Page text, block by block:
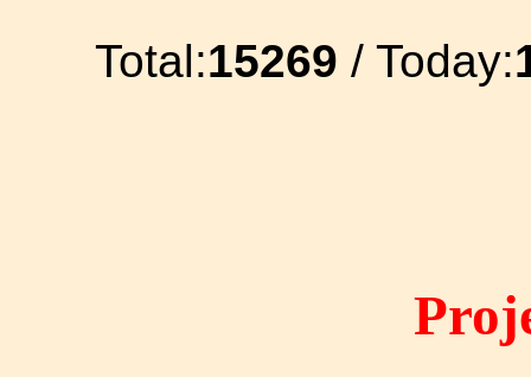
Total:15269 / Today: